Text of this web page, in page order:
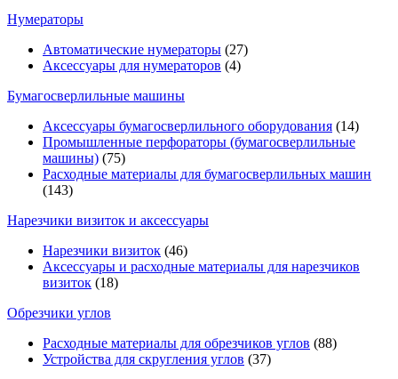
Нумераторы
Автоматические нумераторы (27)
Аксессуары для нумераторов (4)
Бумагосверлильные машины
Аксессуары бумагосверлильного оборудования (14)
Промышленные перфораторы (бумагосверлильные
машины) (75)
Расходные материалы для бумагосверлильных машин
(143)
Нарезчики визиток и аксессуары
Нарезчики визиток (46)
Аксессуары и расходные материалы для нарезчиков
визиток (18)
Обрезчики углов
Расходные материалы для обрезчиков углов (88)
Устройства для скругления углов (37)